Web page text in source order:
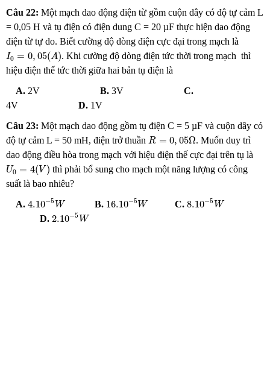
Câu 22: Một mạch dao động điện từ gồm cuộn dây có độ tự cảm L
= 0,05 H và tụ điện có điện dung C = 20 µF thực hiện dao động
điện từ tự do. Biết cường độ dòng điện cực đại trong mạch là
I0 = 0, 05(A)
I0 05 (A)
. Khi cường độ dòng điện tức thời trong mạch thì
hiệu điện thế tức thời giữa hai bản tụ điện là
A. 2V B. 3V C.
4V D. 1V
Câu 23: Một mạch dao động gồm tụ điện C = 5 µF và cuộn dây có
độ tự cảm L = 50 mH, điện trở thuần R = 0, 05Ω
R= 05 Ω
. Muốn duy trì
dao động điều hòa trong mạch với hiệu điện thế cực đại trên tụ là
U0 = 4(V )
U0 V)
thì phải bổ sung cho mạch một năng lượng có công
suất là bao nhiêu?
A. 4.10−5 W
4.10 5W B. 16.10−5W
16.10−5W C.8.10−5 W
8.10−5W
D. 2.10−5 W
2.10−5W